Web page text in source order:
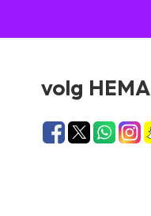
volg HEMA